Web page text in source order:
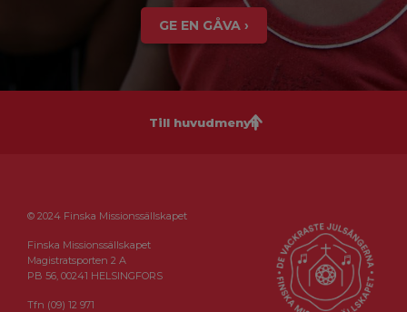
GE EN GÅVA ›
Till huvudmenyn
© 2024 Finska Missionssällskapet
Finska Missionssällskapet
Magistratsporten 2 A
PB 56, 00241 HELSINGFORS
Tfn (09) 12 971